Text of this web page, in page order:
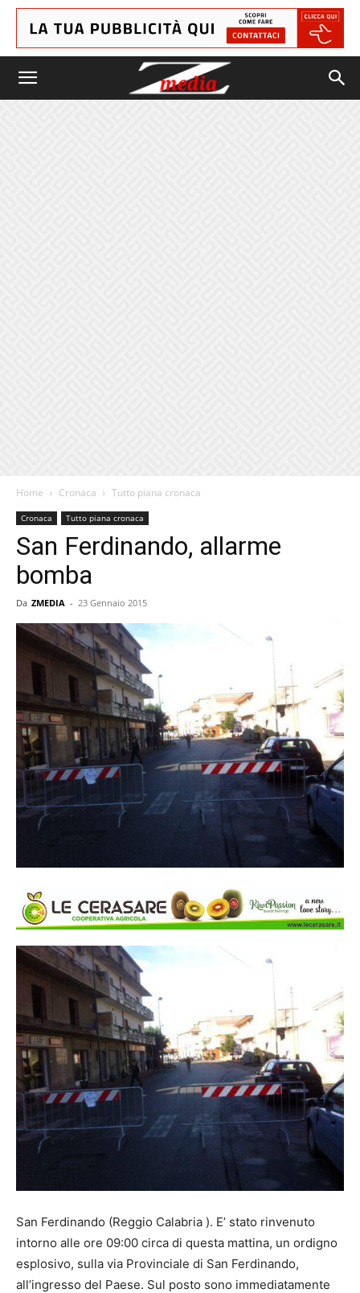
Home Cronaca Tutto piana cronaca
Cronaca Tutto piana cronaca
San Ferdinando, allarme
bomba
Da ZMEDIA - 23 Gennaio 2015
San Ferdinando (Reggio Calabria ). E’ stato rinvenuto
intorno alle ore 09:00 circa di questa mattina, un ordigno
esplosivo, sulla via Provinciale di San Ferdinando,
all’ingresso del Paese. Sul posto sono immediatamente